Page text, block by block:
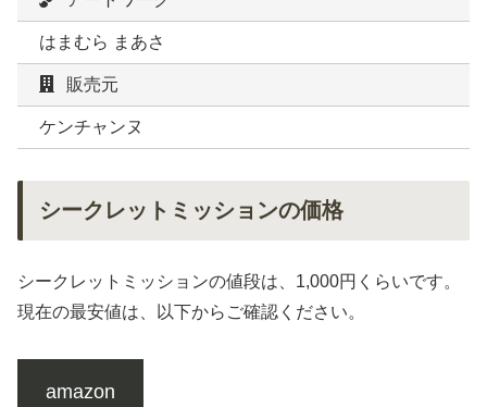
はまむら まあさ
販売元
ケンチャンヌ
シークレットミッションの価格
シークレットミッションの値段は、1,000円くらいです。
現在の最安値は、以下からご確認ください。
amazon